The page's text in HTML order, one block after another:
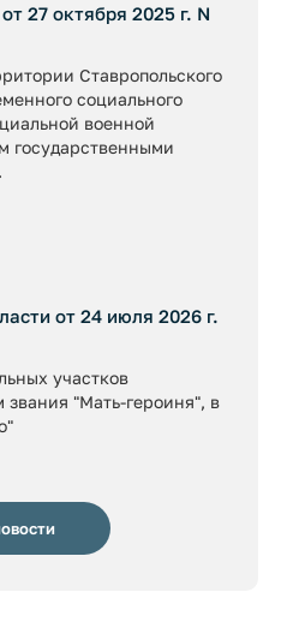
27 октября 2025 г. N
Ставропольского
социального
военной
государственными
от 24 июля 2026 г.
участков
"Мать-героиня", в